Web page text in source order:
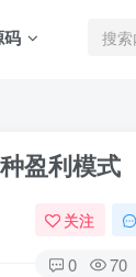
码
盈利模式
关注
0 70